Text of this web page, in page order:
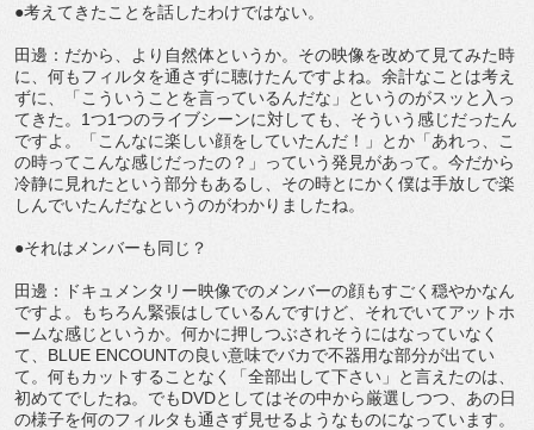
●考えてきたことを話したわけではない。
田邊：だから、より自然体というか。その映像を改めて見てみた時
に、何もフィルタを通さずに聴けたんですよね。余計なことは考え
ずに、「こういうことを言っているんだな」というのがスッと入っ
てきた。1つ1つのライブシーンに対しても、そういう感じだったん
ですよ。「こんなに楽しい顔をしていたんだ！」とか「あれっ、こ
の時ってこんな感じだったの？」っていう発見があって。今だから
冷静に見れたという部分もあるし、その時とにかく僕は手放しで楽
しんでいたんだなというのがわかりましたね。
●それはメンバーも同じ？
田邊：ドキュメンタリー映像でのメンバーの顔もすごく穏やかなん
ですよ。もちろん緊張はしているんですけど、それでいてアットホ
ームな感じというか。何かに押しつぶされそうにはなっていなく
て、BLUE ENCOUNTの良い意味でバカで不器用な部分が出てい
て。何もカットすることなく「全部出して下さい」と言えたのは、
初めてでしたね。でもDVDとしてはその中から厳選しつつ、あの日
の様子を何のフィルタも通さず見せるようなものになっています。